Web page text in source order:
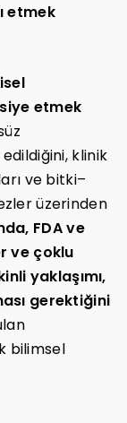
etmek
etmek
klinik
ve bitki–
üzerinden
FDA ve
ve çoklu
yaklaşımı,
gerektiğini
bilimsel